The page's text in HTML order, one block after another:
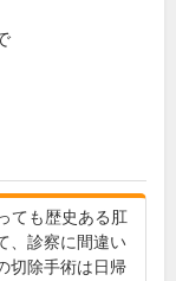
ても歴史ある肛
、診察に間違い
切除手術は日帰